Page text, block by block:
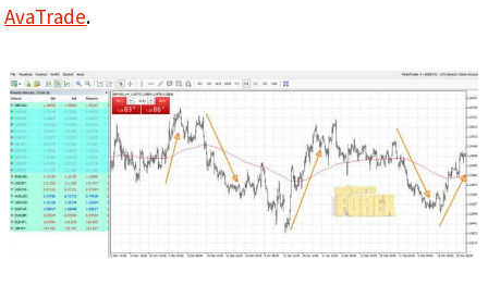
AvaTrade.